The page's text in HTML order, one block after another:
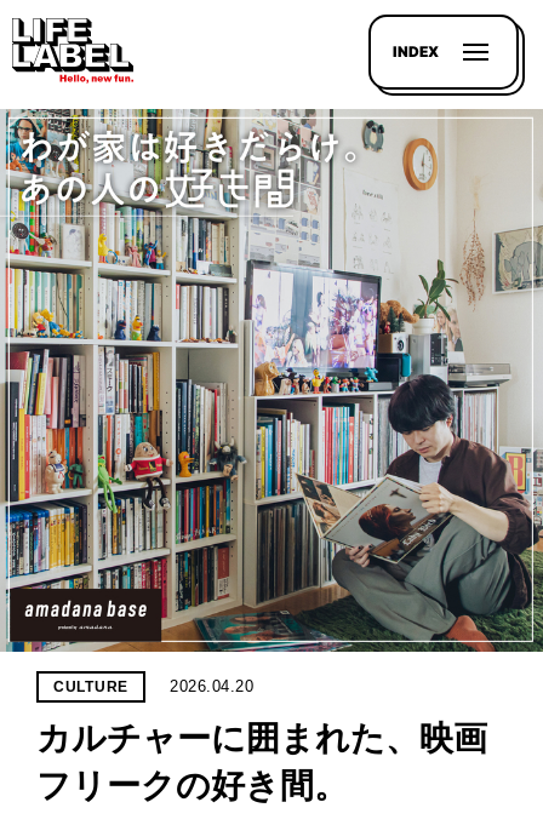
INDEX
記事を
探す
LL
HOUSE
LINE-
UP
PROJECT
WHAT’S
LIFE
LABEL
ライフレー
CULTURE 2026.04.20
カルチャーに囲まれた、映画
フリークの好き間。